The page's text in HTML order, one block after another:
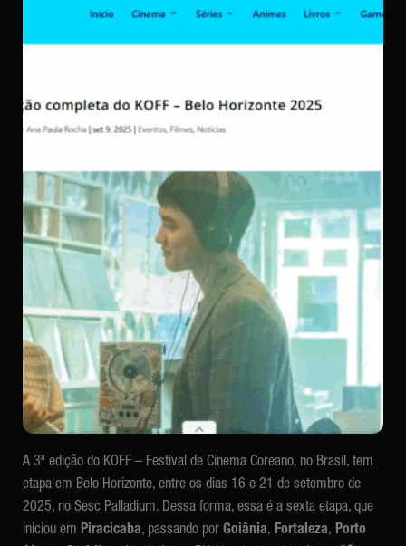
A 3ª edição do KOFF – Festival de Cinema Coreano, no Brasil, tem
etapa em Belo Horizonte, entre os dias 16 e 21 de setembro de
2025, no Sesc Palladium. Dessa forma, essa é a sexta etapa, que
iniciou em Piracicaba, passando por Goiânia, Fortaleza, Porto